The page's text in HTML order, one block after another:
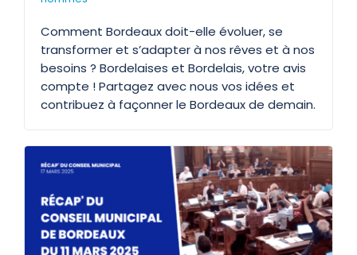
Comment Bordeaux doit-elle évoluer, se
transformer et s’adapter à nos rêves et à nos
besoins ? Bordelaises et Bordelais, votre avis
compte ! Partagez avec nous vos idées et
contribuez à façonner le Bordeaux de demain.